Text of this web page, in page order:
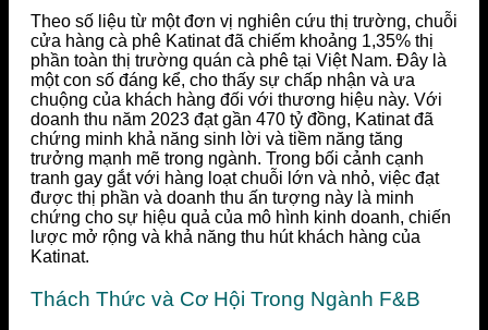
Theo số liệu từ một đơn vị nghiên cứu thị trường, chuỗi
cửa hàng cà phê Katinat đã chiếm khoảng 1,35% thị
phần toàn thị trường quán cà phê tại Việt Nam. Đây là
một con số đáng kể, cho thấy sự chấp nhận và ưa
chuộng của khách hàng đối với thương hiệu này. Với
doanh thu năm 2023 đạt gần 470 tỷ đồng, Katinat đã
chứng minh khả năng sinh lời và tiềm năng tăng
trưởng mạnh mẽ trong ngành. Trong bối cảnh cạnh
tranh gay gắt với hàng loạt chuỗi lớn và nhỏ, việc đạt
được thị phần và doanh thu ấn tượng này là minh
chứng cho sự hiệu quả của mô hình kinh doanh, chiến
lược mở rộng và khả năng thu hút khách hàng của
Katinat.
Thách Thức và Cơ Hội Trong Ngành F&B